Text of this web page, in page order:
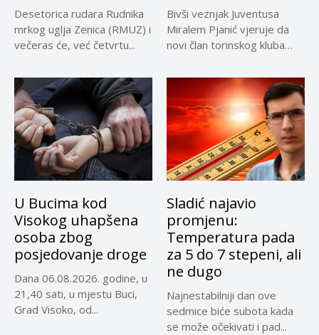
Desetorica rudara Rudnika
mrkog uglja Zenica (RMUZ) i
večeras će, već četvrtu...
Bivši veznjak Juventusa
Miralem Pjanić vjeruje da
novi član torinskog kluba
U Bucima kod
Visokog uhapšena
osoba zbog
posjedovanje droge
Dana 06.08.2026. godine, u
21,40 sati, u mjestu Buci,
Grad Visoko, od...
Sladić najavio
promjenu:
Temperatura pada
za 5 do 7 stepeni, ali
ne dugo
Najnestabilniji dan ove
sedmice biće subota kada
se može očekivati i pad...